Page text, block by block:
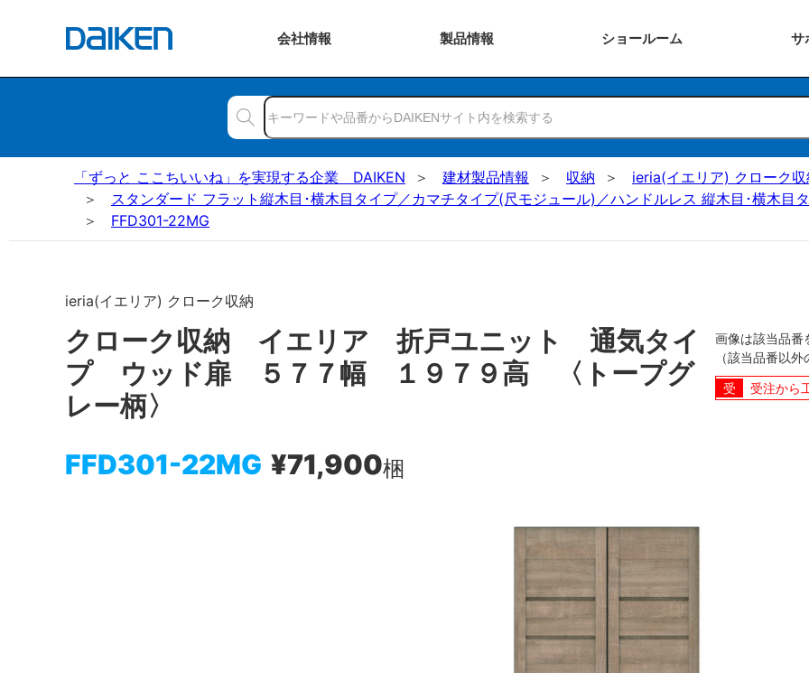
会社情報 製品情報 ショールーム サ
「ずっと ここちいいね」を実現する企業 DAIKEN 建材製品情報 収納
ieria(イエリア) クローク収
スタンダード フラット縦木目･横木目タイプ／カマチタイプ(尺モジュール)／ハンドルレス 縦木目･横木
FFD301-22MG
ieria(イエリア) クローク収納
クローク収納 イエリア 折戸ユニット 通気タイ
プ ウッド扉 ５７７幅 １９７９高 〈トープグ
レー柄〉
FFD301-22MG ¥71,900梱
画像は該当品番
（該当品番以
受注から